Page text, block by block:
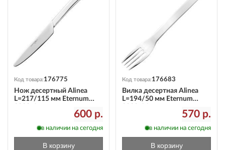
Код товара:176775
Нож десертный Alinea
L=217/115 мм Eternum
600 р.
в наличии на сегодня
В корзину
Код товара:176683
Вилка десертная Alinea
L=194/50 мм Eternum
570 р.
в наличии на сегодня
В корзину